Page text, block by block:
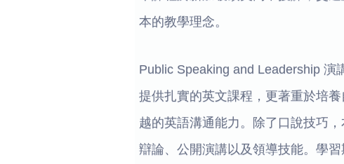
本的教學理念。
Public Speaking and Leadership 演
提供扎實的英文課程，更著重於培
越的英語溝通能力。除了口說技巧
辯論、公開演講以及領導技能。學